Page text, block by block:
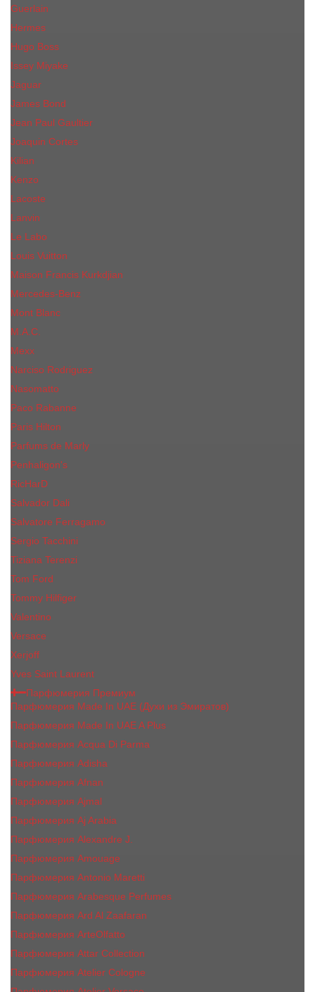
Guerlain
Hermes
Hugo Boss
Issey Miyake
Jaguar
James Bond
Jean Paul Gaultier
Joaquin Сortes
Kilian
Kenzo
Lacoste
Lanvin
Le Labo
Louis Vuitton
Maison Francis Kurkdjian
Mercedes-Benz
Mont Blanc
M.А.C.
Mexx
Narciso Rodriguez
Nasomatto
Paco Rabanne
Paris Hilton
Parfums de Marly
Penhaligon​'s
RicHarD
Salvador Dali
Salvatore Ferragamo
Sergio Tacchini
Tiziana Terenzi
Tom Ford
Tommy Hilfiger
Valentino
Versace
Xerjoff
Yves Saint Laurent
Парфюмерия Премиум
Парфюмерия Made In UAE (Духи из Эмиратов)
Парфюмерия Made In UAE A Plus
Парфюмерия Acqua Di Parma
Парфюмерия Adisha
Парфюмерия Afnan
Парфюмерия Ajmal
Парфюмерия Aj Arabia
Парфюмерия Alexandre J.
Парфюмерия Amouage
Парфюмерия Antonio Maretti
Парфюмерия Arabesque Perfumes
Парфюмерия Ard Al Zaafaran
Парфюмерия ArteOlfatto
Парфюмерия Attar Collection
Парфюмерия Atelier Cologne